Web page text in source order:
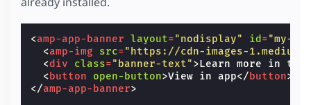
<amp-app-banner layout="nodisplay" id="my-
<amp-img src="https://cdn-images-
<div class="banner-text">Learn more in the
<button open-button>View in app</button>
</amp-app-banner>